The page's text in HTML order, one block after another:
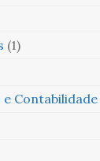
(1)
e Contabilidade